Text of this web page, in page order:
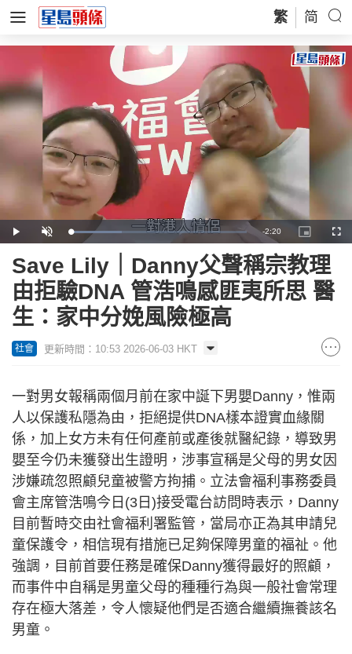
繁 简
Play Unmute Loaded:
28.99%
Remaining
Time
-2:20
Picture-
in-
Save Lily｜Danny父聲稱宗教理
由拒驗DNA 管浩鳴感匪夷所思 醫
生：家中分娩風險極高
社會 更新時間：10:53 2026-06-03 HKT
一對男女報稱兩個月前在家中誕下男嬰Danny，惟兩
人以保護私隱為由，拒絕提供DNA樣本證實血緣關
係，加上女方未有任何產前或產後就醫紀錄，導致男
嬰至今仍未獲發出生證明，涉事宣稱是父母的男女因
涉嫌疏忽照顧兒童被警方拘捕。立法會福利事務委員
會主席管浩鳴今日(3日)接受電台訪問時表示，Danny
目前暫時交由社會福利署監管，當局亦正為其申請兒
童保護令，相信現有措施已足夠保障男童的福祉。他
強調，目前首要任務是確保Danny獲得最好的照顧，
而事件中自稱是男童父母的種種行為與一般社會常理
存在極大落差，令人懷疑他們是否適合繼續撫養該名
男童。